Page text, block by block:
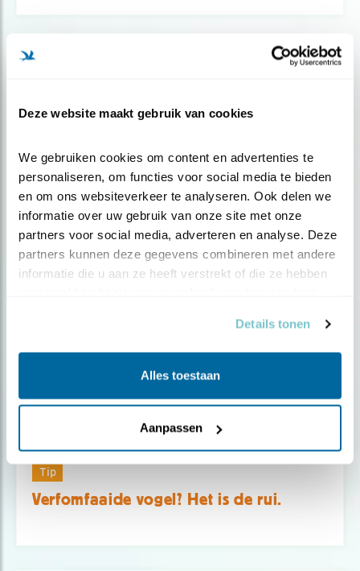
Deze website maakt gebruik van cookies
We gebruiken cookies om content en advertenties te
personaliseren, om functies voor social media te bieden
en om ons websiteverkeer te analyseren. Ook delen we
informatie over uw gebruik van onze site met onze
partners voor social media, adverteren en analyse. Deze
partners kunnen deze gegevens combineren met andere
informatie die u aan ze heeft verstrekt of die ze hebben
Details tonen
Alles toestaan
Aanpassen
Populair
Tip
Verfomfaaide vogel? Het is de rui.